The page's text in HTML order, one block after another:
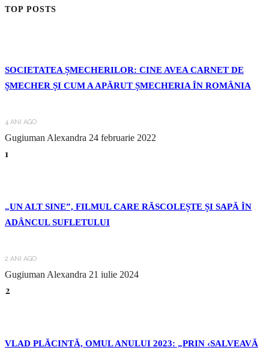
TOP POSTS
SOCIETATEA ȘMECHERILOR: CINE AVEA CARNET DE
ȘMECHER ȘI CUM A APĂRUT ȘMECHERIA ÎN ROMÂNIA
4 ANI AGO
Gugiuman Alexandra 24 februarie 2022
1
„UN ALT SINE”, FILMUL CARE RĂSCOLEȘTE ȘI SAPĂ ÎN
ADÂNCUL SUFLETULUI
2 ANI AGO
Gugiuman Alexandra 21 iulie 2024
2
VLAD PLĂCINTĂ, OMUL ANULUI 2023: „PRIN ‹SALVEAVĂ